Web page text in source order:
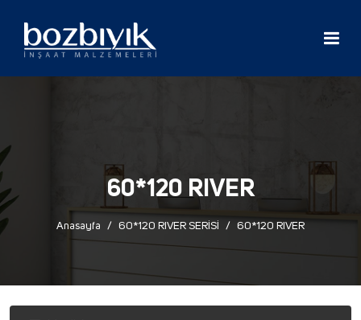
60*120 RIVER
Anasayfa 60*120 RIVER SERİSİ 60*120 RIVER